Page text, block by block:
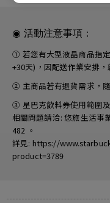
◉ 活動注意事項：
① 若您有大型液晶商品指
+30天)，因配送作業安排
② 主商品若有退貨需求，
③ 星巴克飲料券使用範圍
相關問題請洽: 悠旅生活事
482 。
詳見: https://
product=3789